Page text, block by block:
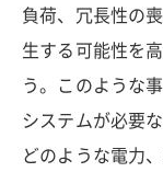
負荷、冗長性の
生する可能性を
う。このような
システムが必要
どのような電力